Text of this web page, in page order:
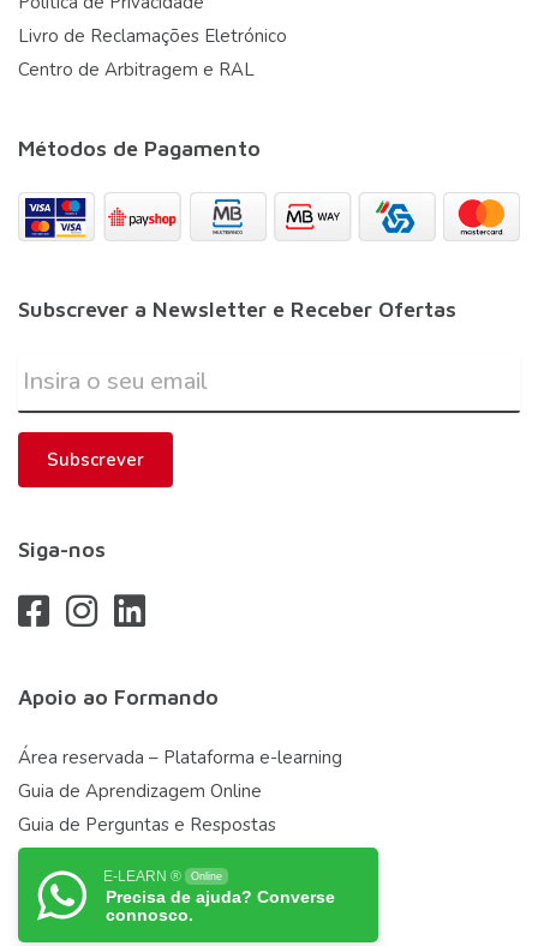
Livro de Reclamações Eletrónico
Centro de Arbitragem e RAL
Métodos de Pagamento
Subscrever a Newsletter e Receber Ofertas
Subscrever
Siga-nos
Apoio ao Formando
Área reservada – Plataforma e-learning
Guia de Aprendizagem Online
Guia de Perguntas e Respostas
E-LEARN ® Online
Precisa de ajuda? Converse
connosco.